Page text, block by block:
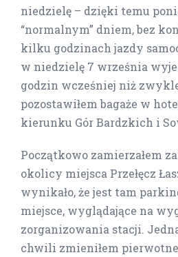
niedzielę – dzięki temu
“normalnym” dniem, bez
kilku godzinach jazdy
w niedzielę 7 września
godzin wcześniej niż
pozostawiłem bagaże w
kierunku Gór Bardzkich i
Początkowo zamierzałem
okolicy miejsca Przełęcz
wynikało, że jest tam
miejsce, wyglądające na
zorganizowania stacji.
chwili zmieniłem pierwotne